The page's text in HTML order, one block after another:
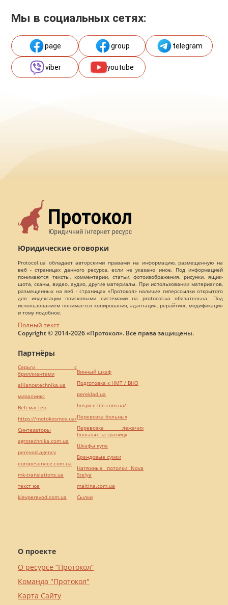
Мы в социальных сетях:
page group telegram
viber youtube
Юридические оговорки
Protocol.ua обладает авторскими правами на информацию, размещенную на
веб - страницах данного ресурса, если не указано иное. Под информацией
понимаются тексты, комментарии, статьи, фотоизображения, рисунки, ящик-
шота, сканы, видео, аудио, другие материалы. При использовании материалов,
размещенных на веб - страницах «Протокол» наличие гиперссылки открытого
для индексации поисковыми системами на protocol.ua обязательна. Под
использованием понимается копирования, адаптация, рерайтинг, модификация
и тому подобное.
Полный текст
Copyright © 2014-2026 «Протокол». Все права защищены.
О проекте
О ресурсе “Протокол”
Команда "Протокол"
Карта Сайту
Партнёры
Серьги с
бриллиантами
alliancetechnika.ua
миралинкс
Веб мастер
https://motokosmos.ua/
Синтезаторы
agrotechnika.com.ua
perevod.agency
europeservice.com.ua
mk-translations.ua
текст юа
kievperevod.com.ua
Винный шкаф
Подготовка к НМТ / ВНО
pereklad.ua
hospice-life.com.ua/
Перевозка больных
Перевозка лежачих
больных за границу
Шкафы купе
Брендовые сумки
Натяжные потолки Nova
Stelya
maltina.com.ua
Cылки